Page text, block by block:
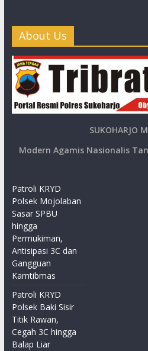
About Us
SUKOHARJO
Modern Agamis Nasionalis
Patroli KRYD
Polsek Mojolaban
Sasar SPBU
hingga
Permukiman,
Antisipasi 3C dan
Gangguan
Kamtibmas
Patroli KRYD
Polsek Baki Sisir
Titik Rawan,
Cegah 3C hingga
Balap Liar